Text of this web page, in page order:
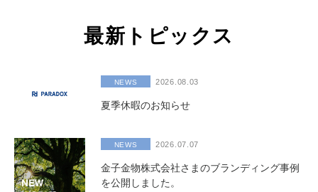
最新トピックス
NEWS 2026.08.03
夏季休暇のお知らせ
NEWS 2026.07.07
金子金物株式会社さまのブランディング事例
を公開しました。